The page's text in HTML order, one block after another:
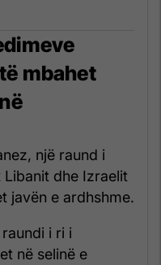
mbahet
një raund i
dhe Izraelit
javën e ardhshme.
i ri i
në selinë e